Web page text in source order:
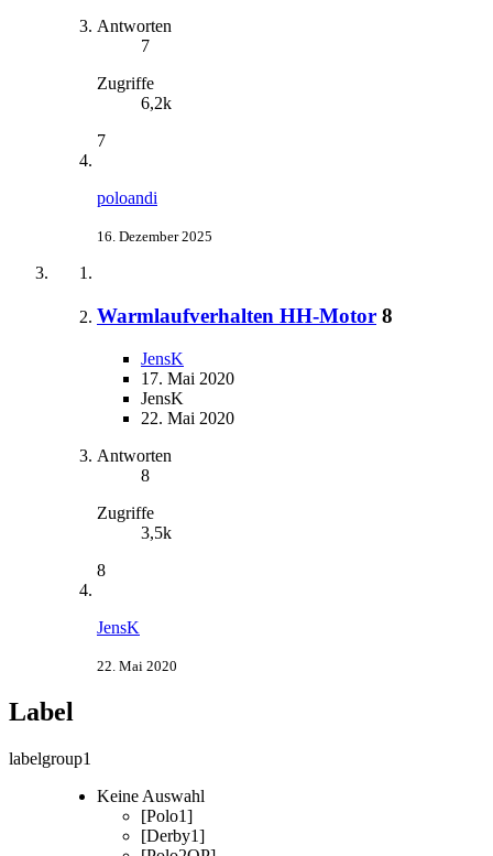
Antworten
7
Zugriffe
6,2k
7
poloandi
16. Dezember 2025
Warmlaufverhalten HH-Motor 8
JensK
17. Mai 2020
JensK
22. Mai 2020
Antworten
8
Zugriffe
3,5k
8
JensK
22. Mai 2020
Label
labelgroup1
Keine Auswahl
[Polo1]
[Derby1]